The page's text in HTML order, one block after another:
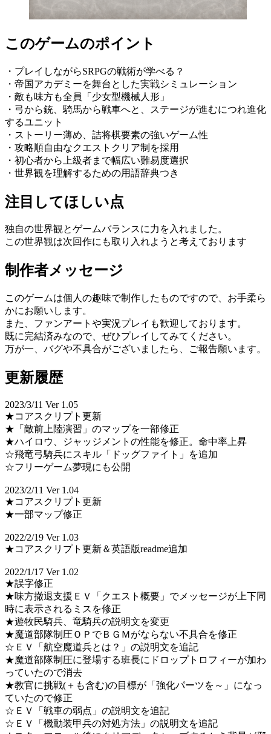
このゲームのポイント
・プレイしながらSRPGの戦術が学べる？
・帝国アカデミーを舞台とした実戦シミュレーション
・敵も味方も全員「少女型機械人形」
・弓から銃、騎馬から戦車へと、ステージが進むにつれ進化
するユニット
・ストーリー薄め、詰将棋要素の強いゲーム性
・攻略順自由なクエストクリア制を採用
・初心者から上級者まで幅広い難易度選択
・世界観を理解するための用語辞典つき
注目してほしい点
独自の世界観とゲームバランスに力を入れました。
この世界観は次回作にも取り入れようと考えております
制作者メッセージ
このゲームは個人の趣味で制作したものですので、お手柔ら
かにお願いします。
また、ファンアートや実況プレイも歓迎しております。
既に完結済みなので、ぜひプレイしてみてください。
万が一、バグや不具合がございましたら、ご報告願います。
更新履歴
2023/3/11 Ver 1.05
★コアスクリプト更新
★「敵前上陸演習」のマップを一部修正
★ハイロウ、ジャッジメントの性能を修正。命中率上昇
☆飛竜弓騎兵にスキル「ドッグファイト」を追加
☆フリーゲーム夢現にも公開
2023/2/11 Ver 1.04
★コアスクリプト更新
★一部マップ修正
2022/2/19 Ver 1.03
★コアスクリプト更新＆英語版readme追加
2022/1/17 Ver 1.02
★誤字修正
★味方撤退支援ＥＶ「クエスト概要」でメッセージが上下同
時に表示されるミスを修正
★遊牧民騎兵、竜騎兵の説明文を変更
★魔道部隊制圧ＯＰでＢＧＭがならない不具合を修正
☆ＥＶ「航空魔道兵とは？」の説明文を追記
★魔道部隊制圧に登場する班長にドロップトロフィーが加わ
っていたので消去
★教官に挑戦(＋も含む)の目標が「強化パーツを～」になっ
ていたので修正
☆ＥＶ「戦車の弱点」の説明文を追記
☆ＥＶ「機動装甲兵の対処方法」の説明文を追記